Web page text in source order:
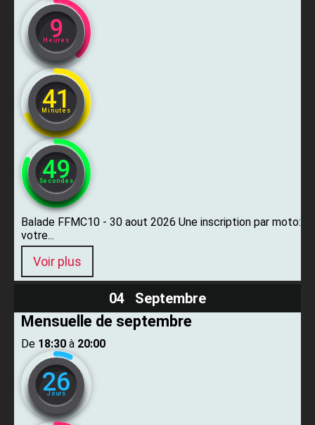
9
Heures
41
Minutes
47
Secondes
Balade FFMC10 - 30 aout 2026 Une inscription par moto:
votre...
Voir plus
04 Septembre
Mensuelle de septembre
De ​ 18:30 ​ à ​ 20:00
26
Jours